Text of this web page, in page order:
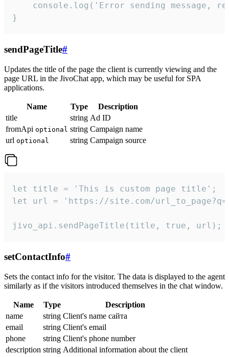
console.log('Error sending message,
}
sendPageTitle#
Updates the title of the page the client is currently viewing and the
page URL in the JivoChat app, which may be useful for SPA
applications.
Name Type
Description
title
string Ad ID
fromApi optional string Campaign name
url optional string Campaign source
let title = 'This is custom page title';
let url = 'https://site.com/
jivo_api.sendPageTitle(title, true, url);
setContactInfo#
Sets the contact info for the visitor. The data is displayed to the agent
similarly as if the visitors introduced themselves in the chat window.
Name Type
Description
name
string Client's name сайта
email
string Client's email
phone
string Client's phone number
description string Additional information about the client